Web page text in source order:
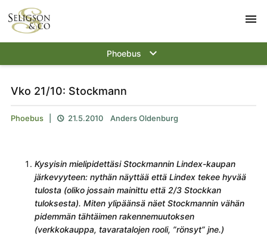
menu
Phoebus keyboard_arrow_down
Vko 21/10: Stockmann
Phoebus 21.5.2010 Anders Oldenburg
Kysyisin mielipidettäsi Stockmannin Lindex-kaupan
järkevyyteen: nythän näyttää että Lindex tekee hyvää
tulosta (oliko jossain mainittu että 2/3 Stockkan
tuloksesta). Miten ylipäänsä näet Stockmannin vähän
pidemmän tähtäimen rakennemuutoksen
(verkkokauppa, tavaratalojen rooli, ”rönsyt” jne.)